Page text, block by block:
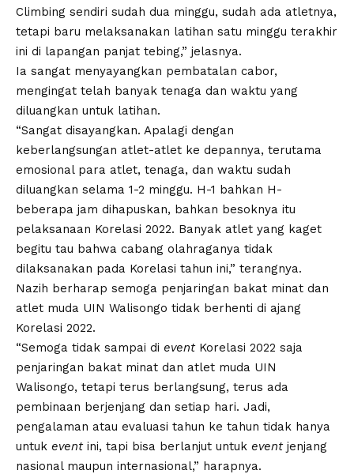
Climbing sendiri sudah dua minggu, sudah ada atletnya,
tetapi baru melaksanakan latihan satu minggu terakhir
ini di lapangan panjat tebing,” jelasnya.
Ia sangat menyayangkan pembatalan cabor,
mengingat telah banyak tenaga dan waktu yang
diluangkan untuk latihan.
“Sangat disayangkan. Apalagi dengan
keberlangsungan atlet-atlet ke depannya, terutama
emosional para atlet, tenaga, dan waktu sudah
diluangkan selama 1-2 minggu. H-1 bahkan H-
beberapa jam dihapuskan, bahkan besoknya itu
pelaksanaan Korelasi 2022. Banyak atlet yang kaget
begitu tau bahwa cabang olahraganya tidak
dilaksanakan pada Korelasi tahun ini,” terangnya.
Nazih berharap semoga penjaringan bakat minat dan
atlet muda UIN Walisongo tidak berhenti di ajang
Korelasi 2022.
“Semoga tidak sampai di eventKorelasi 2022 saja
penjaringan bakat minat dan atlet muda UIN
Walisongo, tetapi terus berlangsung, terus ada
pembinaan berjenjang dan setiap hari. Jadi,
pengalaman atau evaluasi tahun ke tahun tidak hanya
untuk eventini, tapi bisa berlanjut untuk eventjenjang
nasional maupun internasional,” harapnya.